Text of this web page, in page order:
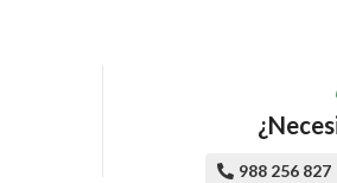
988 256 827